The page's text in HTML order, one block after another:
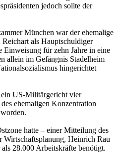
jedoch sollte der
München war der ehemalige
als Hauptschuldiger
für zehn Jahre in eine
allein im Gefängnis Stadelheim
hingerichtet
US-Militärgericht vier
ehemaligen Konzentration
hatte – einer Mitteilung des
Wirtschaftsplanung, Heinrich Rau
28.000 Arbeitskräfte benötigt.